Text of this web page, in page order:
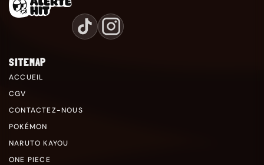
SITEMAP
ACCUEIL
CGV
CONTACTEZ-NOUS
POKÉMON
NARUTO KAYOU
ONE PIECE